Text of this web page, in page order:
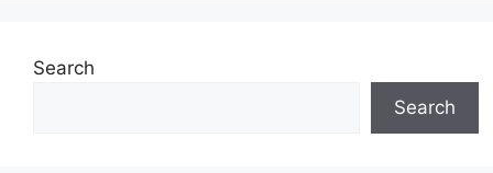
Search
Search